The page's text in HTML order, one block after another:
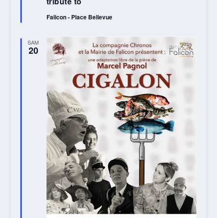
Falicon - Place Bellevue
SAM
20